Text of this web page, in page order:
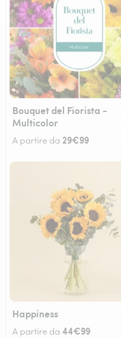
Bouquet del Fiorista -
Multicolor
A partire da 29€99
Happiness
A partire da 44€99